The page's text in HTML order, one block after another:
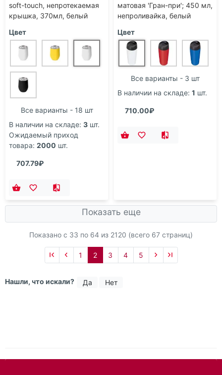
soft-touch, непротекаемая
крышка, 370мл, белый
Цвет
Все варианты - 18 шт
В наличии на складе: 3 шт.
Ожидаемый приход
товара: 2000 шт.
707.79₽
матовая 'Гран-при'; 450 мл,
непроливайка, белый
Цвет
Все варианты - 3 шт
В наличии на складе: 1 шт.
710.00₽
Показать еще
Показано с 33 по 64 из 2120 (всего 67 страниц)
1 2 3 4 5
Нашли, что искали? Да Нет